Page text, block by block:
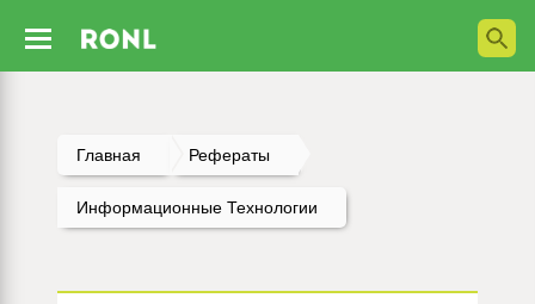
Главная Рефераты
Информационные Технологии